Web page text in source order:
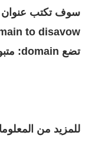
تضع domain: متبوع برابط الموقع
للمزيد من